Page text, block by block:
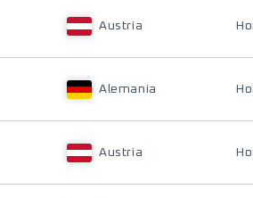
Austria
Alemania
Austria